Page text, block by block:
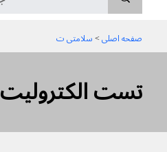
تست الکترولیت
صفحه اصلی > سلامتی ت